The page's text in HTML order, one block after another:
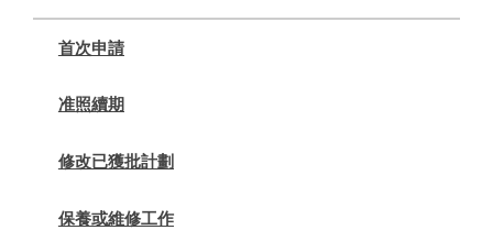
首次申請
准照續期
修改已獲批計劃
保養或維修工作